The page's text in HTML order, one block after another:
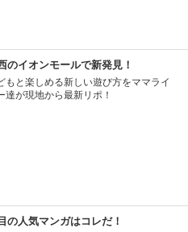
のイオンモールで新発見！
もと楽しめる新しい遊び方をママライ
達が現地から最新リポ！
の人気マンガはコレだ！